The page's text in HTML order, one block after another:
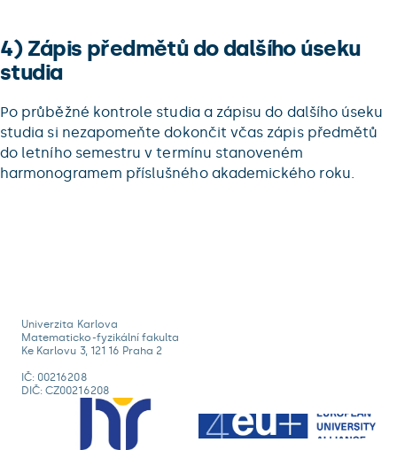
4) Zápis předmětů do dalšího úseku
studia
Po průběžné kontrole studia a zápisu do dalšího úseku
studia si nezapomeňte dokončit včas zápis předmětů
do letního semestru v termínu stanoveném
harmonogramem příslušného akademického roku.
Univerzita Karlova
Matematicko-fyzikální fakulta
Ke Karlovu 3, 121 16 Praha 2
IČ: 00216208
DIČ: CZ00216208